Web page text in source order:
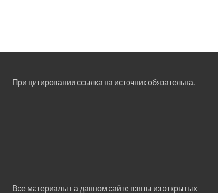
При цитировании ссылка на источник обязательна.
Все материалы на данном сайте взяты из открытых